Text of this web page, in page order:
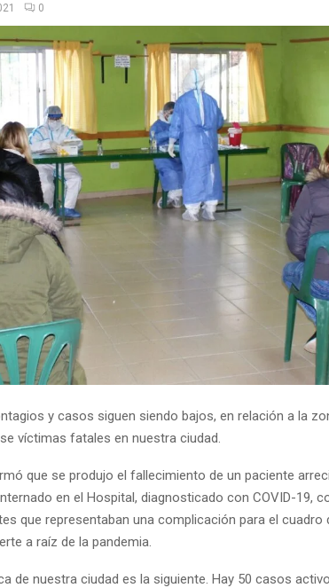
0
y casos siguen siendo bajos, en relación a la
víctimas fatales en nuestra ciudad.
que se produjo el fallecimiento de un paciente
en el Hospital, diagnosticado con COVID-19,
que representaban una complicación para el cuadro
a raíz de la pandemia.
de nuestra ciudad es la siguiente. Hay 50 casos